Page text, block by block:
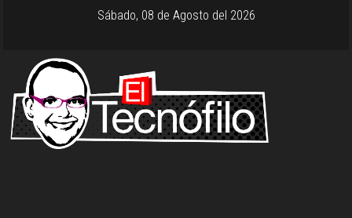
Sábado, 08 de Agosto del 2026